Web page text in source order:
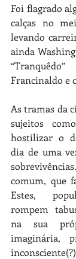
Foi flagrado
calças no
levando
ainda
Francinaldo e
As tramas da
sujeitos
hostilizar o
dia de uma
comum, que
Estes,
rompem
na sua
imaginária,